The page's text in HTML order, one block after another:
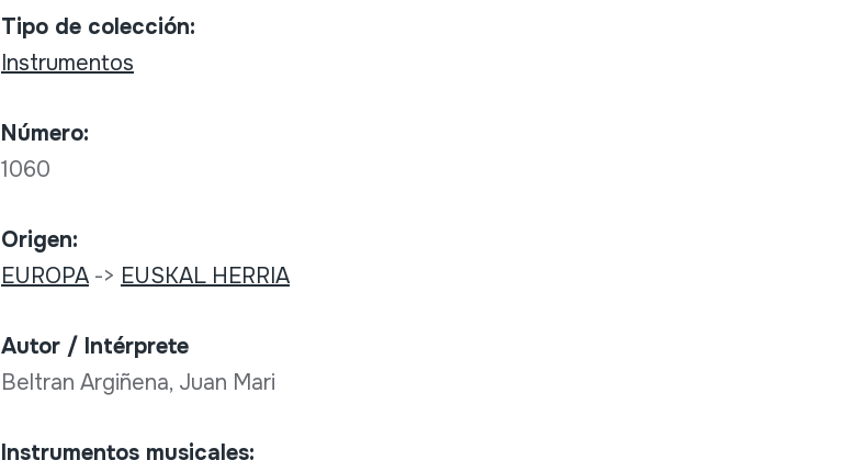
Tipo de colección:
Instrumentos
Número:
1060
Origen:
EUROPA-> EUSKAL HERRIA
Autor / Intérprete
Beltran Argiñena, Juan Mari
Instrumentos musicales: